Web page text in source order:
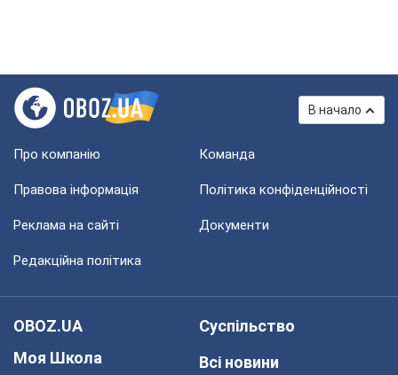
В начало
Про компанію Команда
Правова інформація Політика конфіденційності
Реклама на сайті Документи
Редакційна політика
OBOZ.UA
Моя Школа
Суспільство
Всі новини